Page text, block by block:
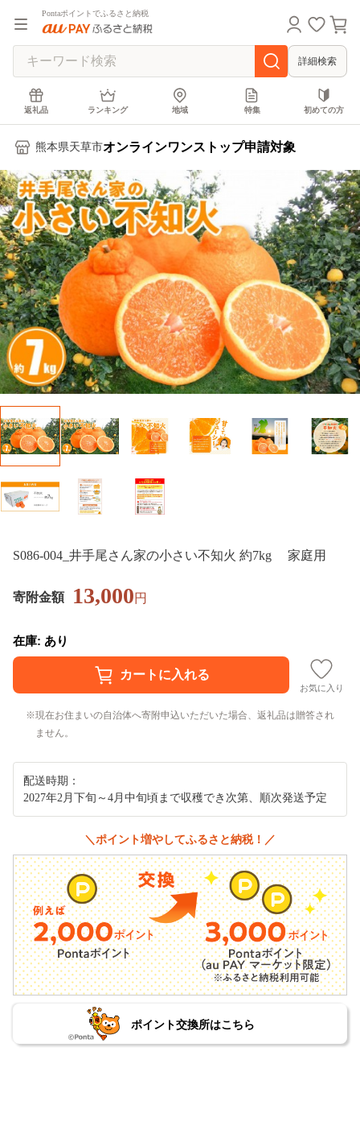
Pontaポイントでふるさと納税
詳細検索
返礼品 ランキング 地域 特集 初めての方
熊本県天草市オンラインワンストップ申請対象
S086-004_井手尾さん家の小さい不知火 約7kg 家庭用
寄附金額 13,000円
在庫: あり
お気に入り
現在お住まいの自治体へ寄附申込いただいた場合、返礼品は贈答され
ません。
配送時期：
2027年2月下旬～4月中旬頃まで収穫でき次第、順次発送予定
＼ポイント増やしてふるさと納税！／
ポイント交換所はこちら